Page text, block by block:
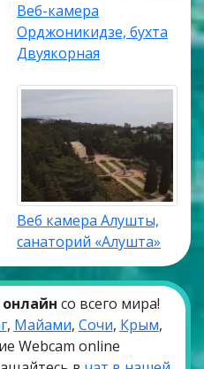
Веб-камера
Орджоникидзе, бухта
Двуякорная
Веб камера Алушты,
санаторий «Алушта»
со всего мира!
, Майами, Сочи, Крым,
Webcam online